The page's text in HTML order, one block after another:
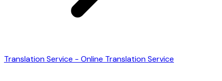
Translation Service - Online Translation Service